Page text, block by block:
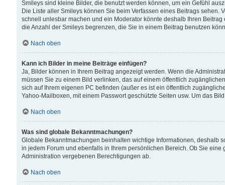
Smileys sind kleine Bilder, die benutzt werden können, um ein Gefühl
Die Liste aller Smileys können Sie beim Verfassen eines Beitrags
schnell unlesbar machen und ein Moderator könnte deshalb Ihren
die Anzahl der Smileys begrenzen, die Sie in einem Beitrag benutzen
Nach oben
Kann ich Bilder in meine Beiträge einfügen?
Ja, Bilder können in Ihrem Beitrag angezeigt werden. Wenn die
müssen Sie zu einem Bild verlinken, das auf einem öffentlich
sich auf Ihrem eigenen PC befinden (außer es ist ein öffentlich
Yahoo-Mailboxen, mit einem Passwort geschützte Seiten usw. Um das
Nach oben
Was sind globale Bekanntmachungen?
Globale Bekanntmachungen beinhalten wichtige Informationen, deshalb
in jedem Forum und ebenfalls in Ihrem persönlichen Bereich. Ob Sie
Administration vergebenen Berechtigungen ab.
Nach oben